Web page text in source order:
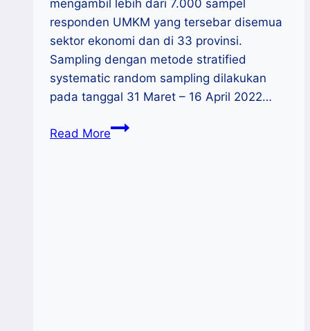
mengambil lebih dari 7.000 sampel
responden UMKM yang tersebar disemua
sektor ekonomi dan di 33 provinsi.
Sampling dengan metode stratified
systematic random sampling dilakukan
pada tanggal 31 Maret – 16 April 2022…
Read MoreBRI